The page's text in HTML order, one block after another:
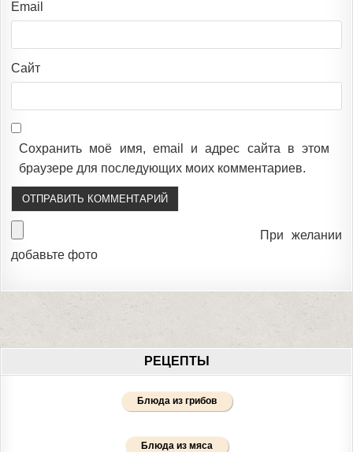
Email
Сайт
Сохранить моё имя, email и адрес сайта в этом
браузере для последующих моих комментариев.
При желании
добавьте фото
РЕЦЕПТЫ
Блюда из грибов
Блюда из мяса